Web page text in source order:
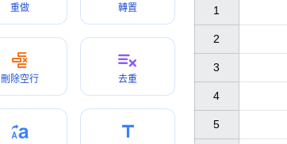
重做 轉置
刪除空行 去重
1
2
3
4
5